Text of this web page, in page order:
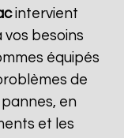
intervient
besoins
équipés
de
en
et les